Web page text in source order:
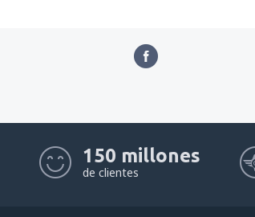
150 millones
de clientes